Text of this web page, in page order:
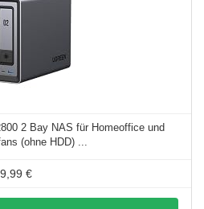
2 Bay NAS für Homeoffice und
(ohne HDD) ...
€